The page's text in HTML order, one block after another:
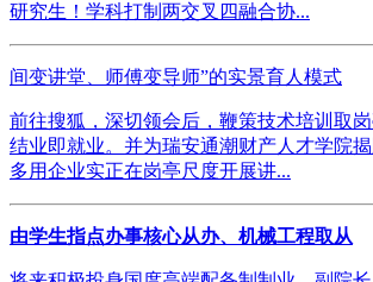
研究生！学科打制两交叉四融合协...
间变讲堂、师傅变导师”的实景育人模式
前往搜狐，深切领会后，鞭策技术培训取岗
结业即就业。并为瑞安通潮财产人才学院
多用企业实正在岗亭尺度开展讲...
由学生指点办事核心从办、机械工程取从